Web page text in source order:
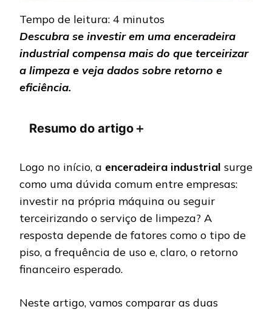
Tempo de leitura: 4 minutos
Descubra se investir em uma enceradeira
industrial compensa mais do que terceirizar
a limpeza e veja dados sobre retorno e
eficiência.
Resumo do artigo＋
Logo no início, a enceradeira industrial surge
como uma dúvida comum entre empresas:
investir na própria máquina ou seguir
terceirizando o serviço de limpeza? A
resposta depende de fatores como o tipo de
piso, a frequência de uso e, claro, o retorno
financeiro esperado.
Neste artigo, vamos comparar as duas